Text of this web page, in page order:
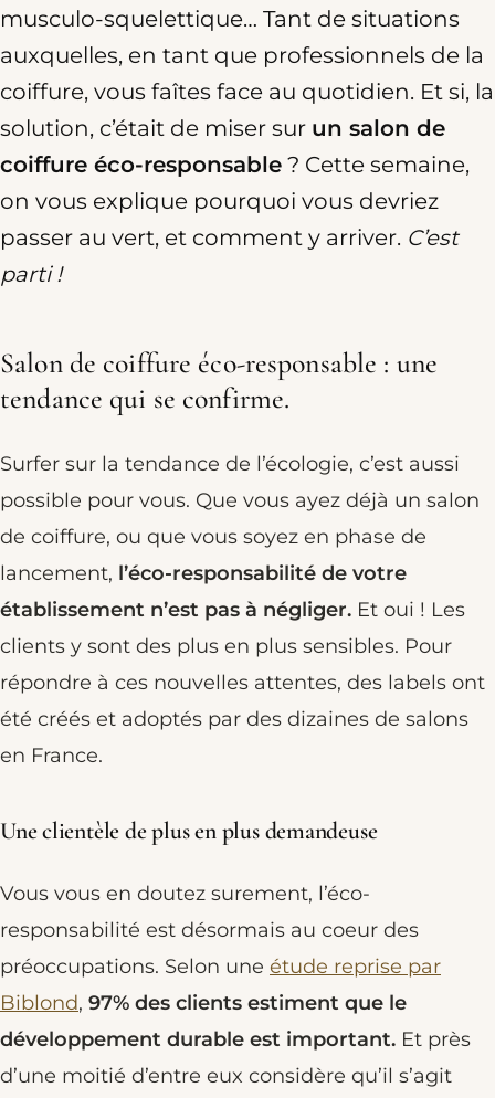
musculo-squelettique… Tant de situations
auxquelles, en tant que professionnels de la
coiffure, vous faîtes face au quotidien. Et si, la
solution, c’était de miser sur un salon de
coiffure éco-responsable ? Cette semaine,
on vous explique pourquoi vous devriez
passer au vert, et comment y arriver. C’est
parti !
Salon de coiffure éco-responsable : une
tendance qui se confirme.
Surfer sur la tendance de l’écologie, c’est aussi
possible pour vous. Que vous ayez déjà un salon
de coiffure, ou que vous soyez en phase de
lancement, l’éco-responsabilité de votre
établissement n’est pas à négliger. Et oui ! Les
clients y sont des plus en plus sensibles. Pour
répondre à ces nouvelles attentes, des labels ont
été créés et adoptés par des dizaines de salons
en France.
Une clientèle de plus en plus demandeuse
Vous vous en doutez surement, l’éco-
responsabilité est désormais au coeur des
préoccupations. Selon une étude reprise par
Biblond, 97% des clients estiment que le
développement durable est important. Et près
d’une moitié d’entre eux considère qu’il s’agit